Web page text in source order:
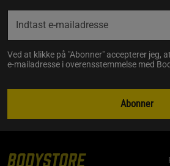
Ved at klikke på "Abonner" accepterer jeg,
e-mailadresse i overensstemmelse med
Abonner